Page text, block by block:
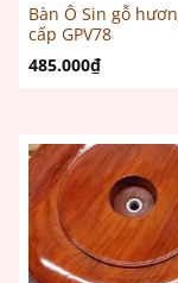
Bàn Ô Sin gỗ
cấp GPV78
485.000₫